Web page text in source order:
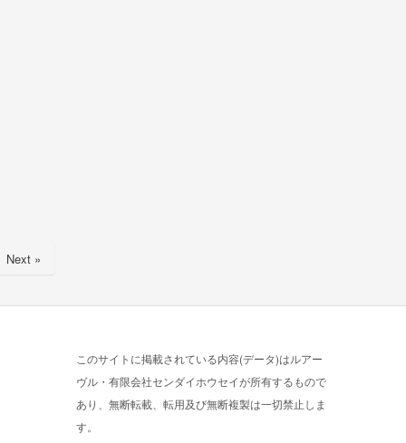
Next »
このサイトに掲載されている内容(データ)はルアー
ヴル・有限会社センダイホウセイが所有するもので
あり、無断転載、転用及び無断複製は一切禁止しま
す。